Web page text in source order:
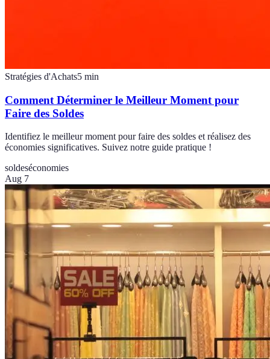
Stratégies d'Achats5 min
Comment Déterminer le Meilleur Moment pour
Faire des Soldes
Identifiez le meilleur moment pour faire des soldes et réalisez des
économies significatives. Suivez notre guide pratique !
soldeséconomies
Aug 7